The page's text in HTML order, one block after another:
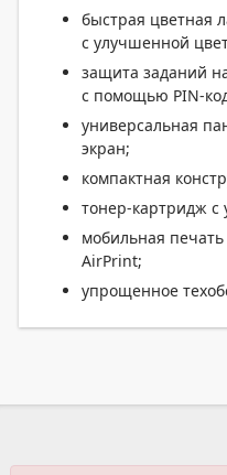
быстрая цветная
с улучшенной
защита заданий
с помощью PIN-
универсальная
экран;
компактная
тонер-картридж с
мобильная
AirPrint;
упрощенное